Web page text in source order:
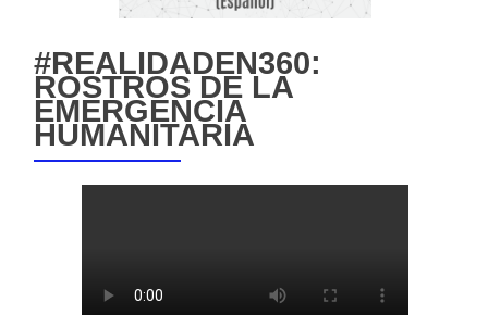
#REALIDADEN360:
ROSTROS DE LA
EMERGENCIA
HUMANITARIA